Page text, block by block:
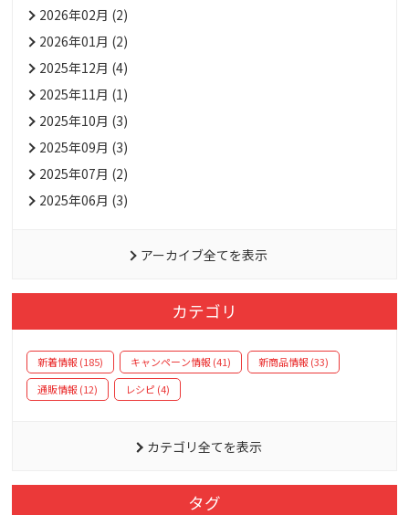
2026年02月 (2)
2026年01月 (2)
2025年12月 (4)
2025年11月 (1)
2025年10月 (3)
2025年09月 (3)
2025年07月 (2)
2025年06月 (3)
アーカイブ全てを表示
カテゴリ
新着情報 (185) キャンペーン情報 (41)
新商品情報 (33)
通販情報 (12)
レシピ (4)
カテゴリ全てを表示
タグ